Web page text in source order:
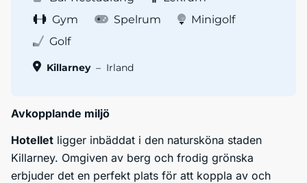
Gym
Spelrum
Minigolf
Golf
Killarney – Irland
Avkopplande miljö
Hotellet ligger inbäddat i den natursköna staden
Killarney. Omgiven av berg och frodig grönska
erbjuder det en perfekt plats för att koppla av och